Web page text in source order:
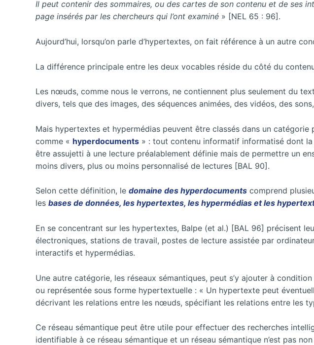
Il peut contenir des sommaires, ou des cartes de son contenu et de ses
page insérés par les chercheurs qui l’ont examiné » [NEL 65 : 96].
Aujourd’hui, lorsqu’on parle d’hypertextes, on fait référence à un autre
La différence principale entre les deux vocables réside du côté du
Les nœuds, comme nous le verrons, ne contiennent plus seulement du
divers, tels que des images, des séquences animées, des vidéos, des
Mais hypertextes et hypermédias peuvent être classés dans un catégorie
comme « hyperdocuments » : tout contenu informatif informatisé dont
être assujetti à une lecture préalablement définie mais de permettre un
moins divers, plus ou moins personnalisé de lectures [BAL 90].
Selon cette définition, le domaine des hyperdocuments comprend
les bases de données, les hypertextes, les hypermédias et les
En se concentrant sur les hypertextes, Balpe (et al.) [BAL 96] précisent
électroniques, stations de travail, postes de lecture assistée par
interactifs et hypermédias.
Une autre catégorie, les réseaux sémantiques, peut s’y ajouter à
ou représentée sous forme hypertextuelle : « Un hypertexte peut
décrivant les relations entre les nœuds, spécifiant les relations entre les
Ce réseau sémantique peut être utile pour effectuer des recherches
identifiable à ce réseau sémantique et un réseau sémantique n’est pas